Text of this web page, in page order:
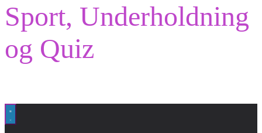
Sport, Underholdning
og Quiz